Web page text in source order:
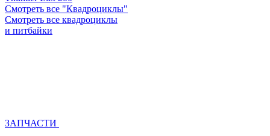
Смотреть все "Квадроциклы"
Смотреть все квадроциклы
и питбайки
ЗАПЧАСТИ